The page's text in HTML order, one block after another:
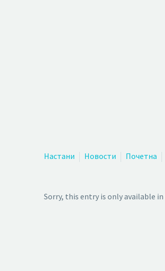
Настани Новости Почетна
Sorry, this entry is only available in